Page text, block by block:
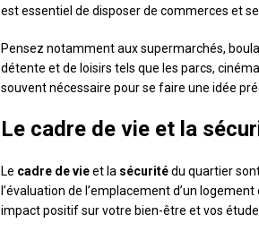
est essentiel de disposer de commerces et
Pensez notamment aux supermarchés,
détente et de loisirs tels que les parcs,
souvent nécessaire pour se faire une idée
Le cadre de vie et la
Le cadre de vieet la sécuritédu quartier
l’évaluation de l’emplacement d’un
impact positif sur votre bien-être et vos